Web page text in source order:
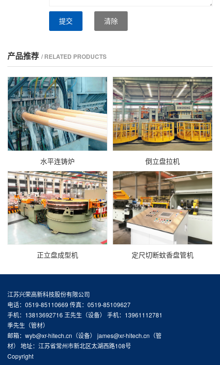
提交 清除
产品推荐 / RELATED PRODUCTS
水平连铸炉 倒立盘拉机
正立盘成型机 定尺切断蚊香盘管机
江苏兴荣高新科技股份有限公司
电话：0519-85110669 传真：0519-85109627
手机：13813692716 王先生（设备） 手机：13961112781
季先生（管材）
邮箱：wyb@xr-hitech.cn（设备） james@xr-hitech.cn（管
材） 地址：江苏省常州市新北区太湖西路108号
Copyright